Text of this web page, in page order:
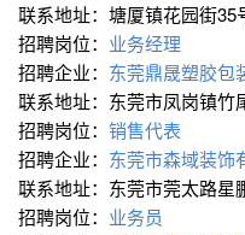
联系地址：塘厦镇花园街35
招聘岗位： 业务经理
招聘企业： 东莞鼎晟塑胶包
联系地址：东莞市凤岗镇竹
招聘岗位： 销售代表
招聘企业： 东莞市森域装饰
联系地址：东莞市莞太路星
招聘岗位： 业务员